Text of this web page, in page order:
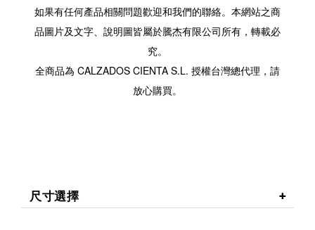
如果有任何產品相關問題歡迎和我們的聯絡。本網站之商
品圖片及文字、說明圖皆屬於騰杰有限公司所有，轉載必
究。
全商品為 CALZADOS CIENTA S.L. 授權台灣總代理，請
放心購買。
尺寸選擇